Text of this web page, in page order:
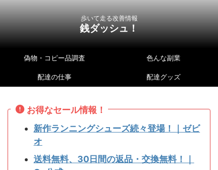
歩いて走る改善情報
銭ダッシュ！
偽物・コピー品調査 色んな副業
配達の仕事 配達グッズ
お得なセール情報！
新作ランニングシューズ続々登場！｜ゼビ
オ
送料無料、30日間の返品・交換無料！｜